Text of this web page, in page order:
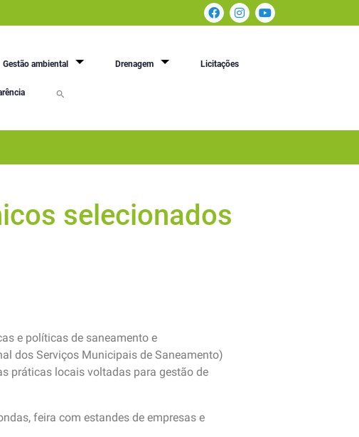
Gestão ambiental Drenagem Licitações
selecionados
e políticas de saneamento e
dos Serviços Municipais de Saneamento)
práticas locais voltadas para gestão de
feira com estandes de empresas e